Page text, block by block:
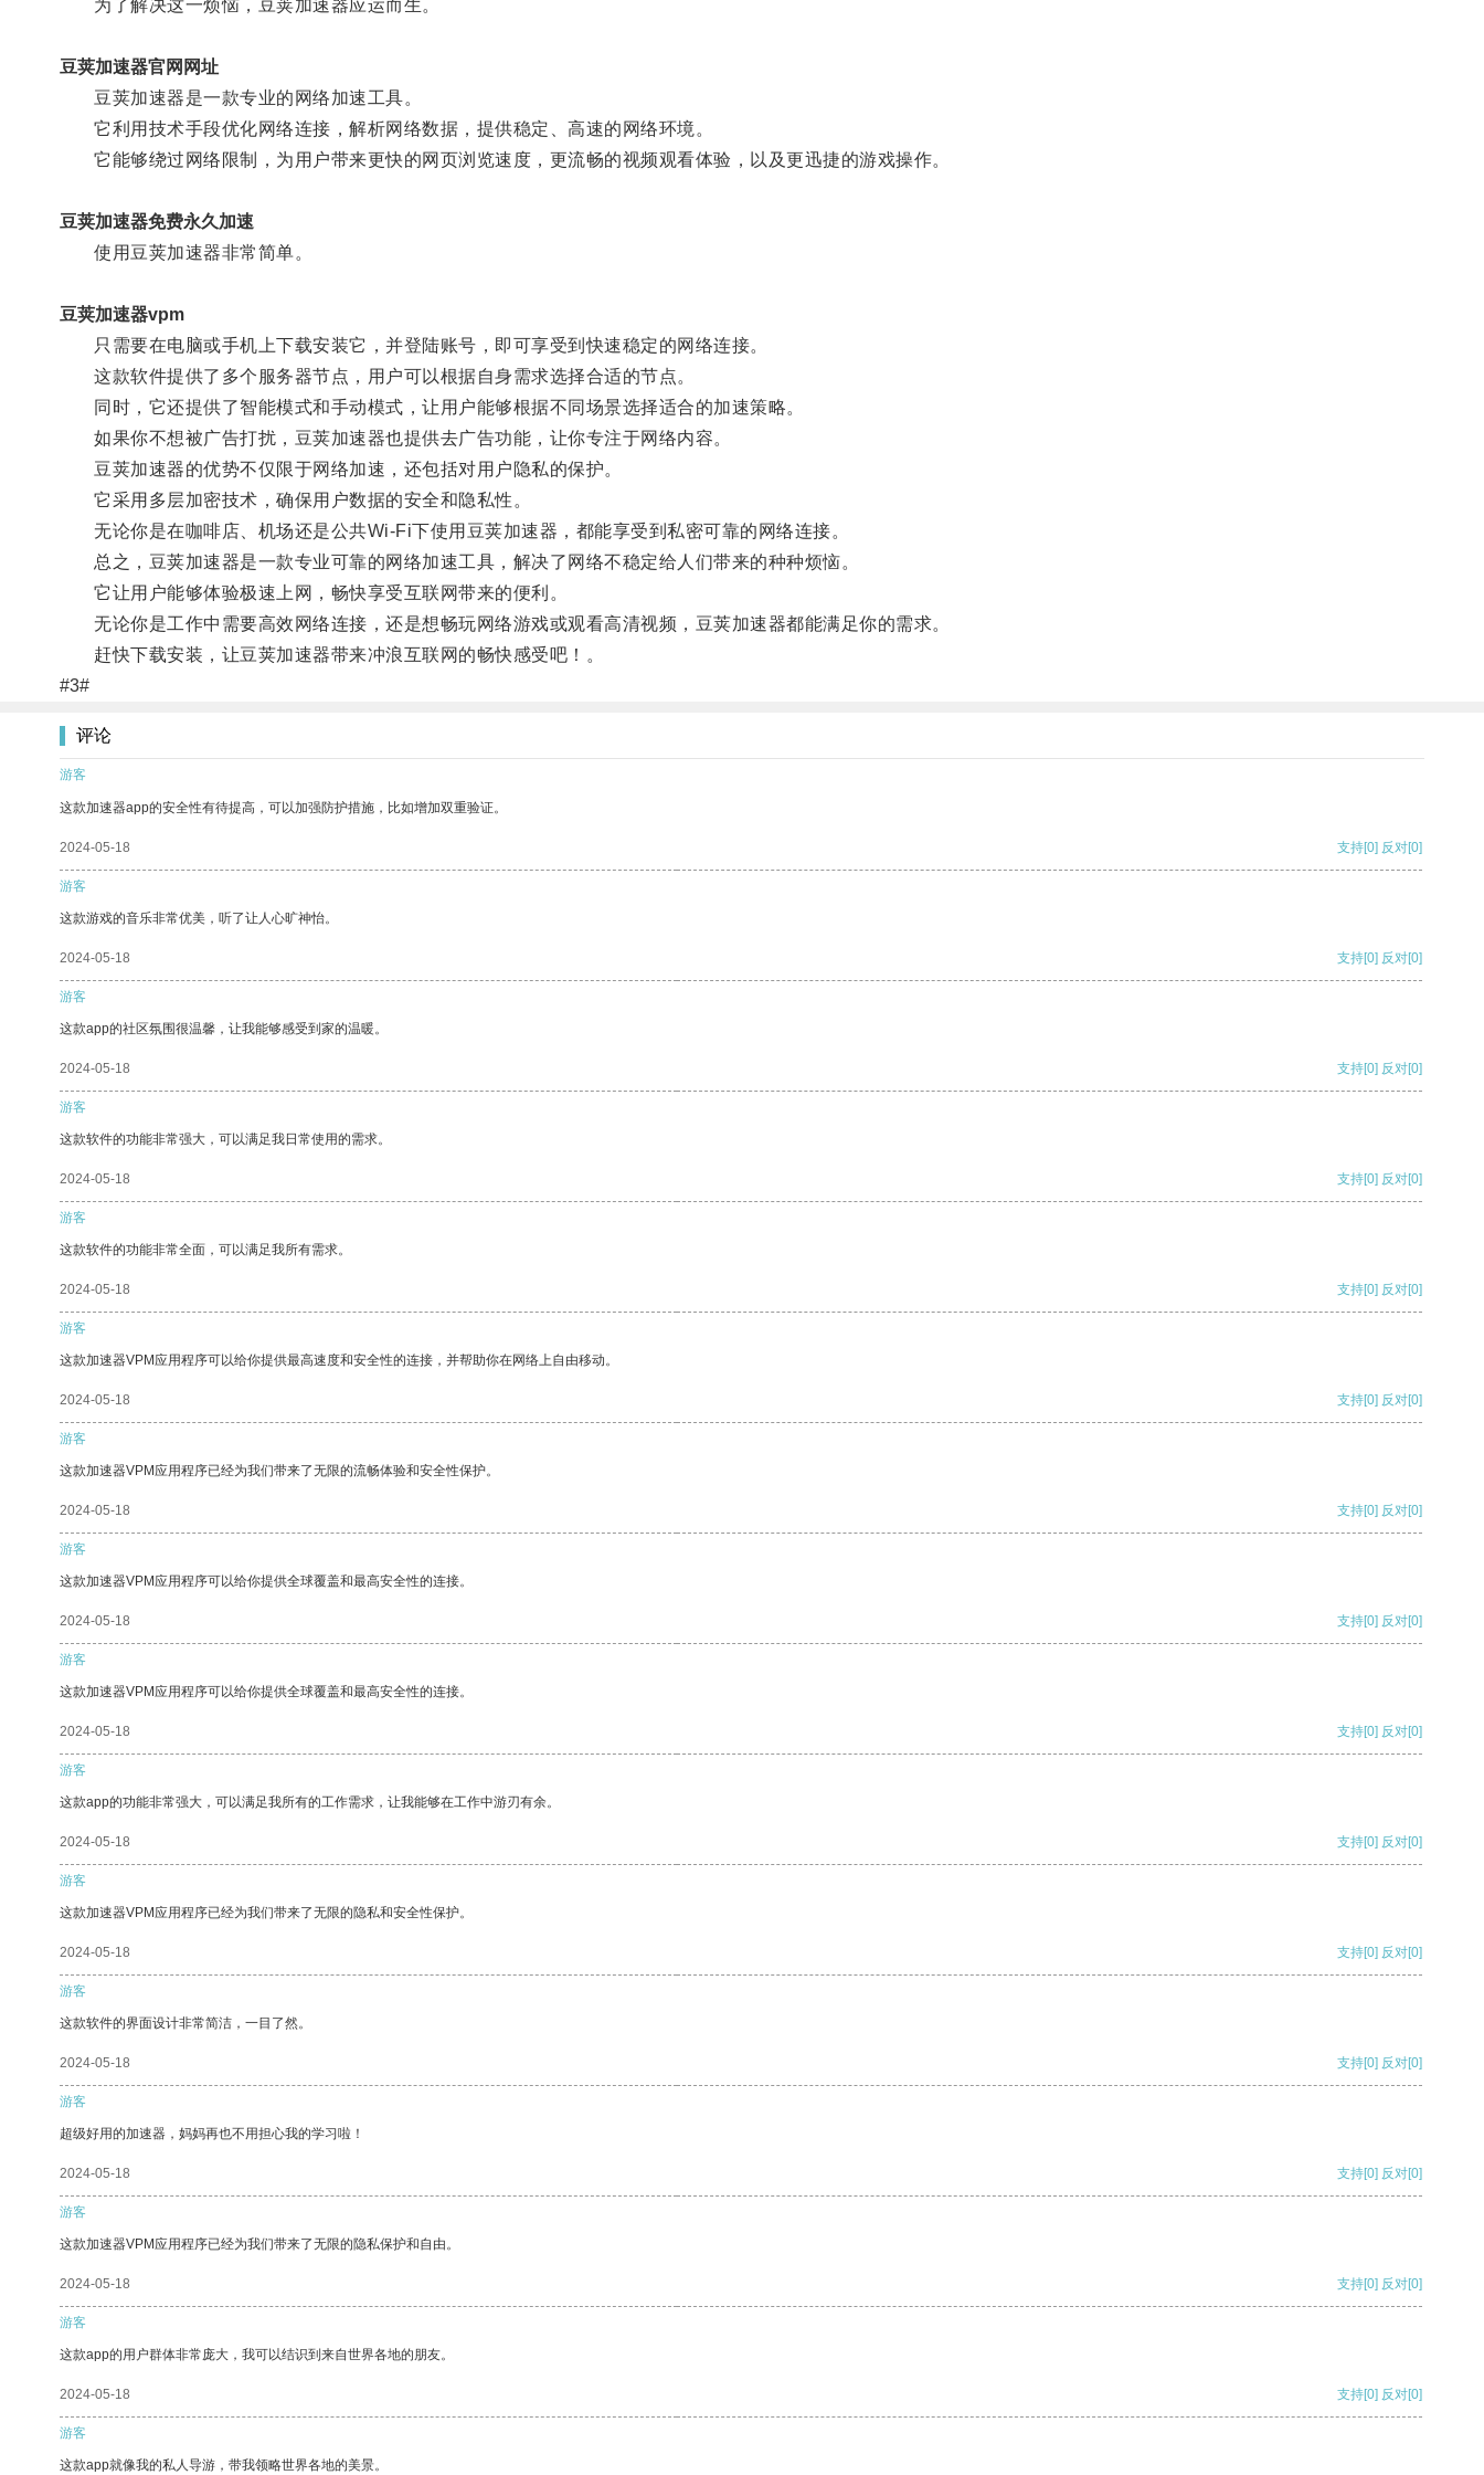
为了解决这一烦恼，豆荚加速器应运而生。
豆荚加速器官网网址
豆荚加速器是一款专业的网络加速工具。
它利用技术手段优化网络连接，解析网络数据，提供稳定、高速的网络环境。
它能够绕过网络限制，为用户带来更快的网页浏览速度，更流畅的视频观看体验，以及更迅捷的游戏操作。
豆荚加速器免费永久加速
使用豆荚加速器非常简单。
豆荚加速器vpm
只需要在电脑或手机上下载安装它，并登陆账号，即可享受到快速稳定的网络连接。
这款软件提供了多个服务器节点，用户可以根据自身需求选择合适的节点。
同时，它还提供了智能模式和手动模式，让用户能够根据不同场景选择适合的加速策略。
如果你不想被广告打扰，豆荚加速器也提供去广告功能，让你专注于网络内容。
豆荚加速器的优势不仅限于网络加速，还包括对用户隐私的保护。
它采用多层加密技术，确保用户数据的安全和隐私性。
无论你是在咖啡店、机场还是公共Wi-Fi下使用豆荚加速器，都能享受到私密可靠的网络连接。
总之，豆荚加速器是一款专业可靠的网络加速工具，解决了网络不稳定给人们带来的种种烦恼。
它让用户能够体验极速上网，畅快享受互联网带来的便利。
无论你是工作中需要高效网络连接，还是想畅玩网络游戏或观看高清视频，豆荚加速器都能满足你的需求。
赶快下载安装，让豆荚加速器带来冲浪互联网的畅快感受吧！。
#3#
评论
游客
这款加速器app的安全性有待提高，可以加强防护措施，比如增加双重验证。
2024-05-18 支持[0] 反对[0]
游客
这款游戏的音乐非常优美，听了让人心旷神怡。
2024-05-18 支持[0] 反对[0]
游客
这款app的社区氛围很温馨，让我能够感受到家的温暖。
2024-05-18 支持[0] 反对[0]
游客
这款软件的功能非常强大，可以满足我日常使用的需求。
2024-05-18 支持[0] 反对[0]
游客
这款软件的功能非常全面，可以满足我所有需求。
2024-05-18 支持[0] 反对[0]
游客
这款加速器VPM应用程序可以给你提供最高速度和安全性的连接，并帮助你在网络上自由移动。
2024-05-18 支持[0] 反对[0]
游客
这款加速器VPM应用程序已经为我们带来了无限的流畅体验和安全性保护。
2024-05-18 支持[0] 反对[0]
游客
这款加速器VPM应用程序可以给你提供全球覆盖和最高安全性的连接。
2024-05-18 支持[0] 反对[0]
游客
这款加速器VPM应用程序可以给你提供全球覆盖和最高安全性的连接。
2024-05-18 支持[0] 反对[0]
游客
这款app的功能非常强大，可以满足我所有的工作需求，让我能够在工作中游刃有余。
2024-05-18 支持[0] 反对[0]
游客
这款加速器VPM应用程序已经为我们带来了无限的隐私和安全性保护。
2024-05-18 支持[0] 反对[0]
游客
这款软件的界面设计非常简洁，一目了然。
2024-05-18 支持[0] 反对[0]
游客
超级好用的加速器，妈妈再也不用担心我的学习啦！
2024-05-18 支持[0] 反对[0]
游客
这款加速器VPM应用程序已经为我们带来了无限的隐私保护和自由。
2024-05-18 支持[0] 反对[0]
游客
这款app的用户群体非常庞大，我可以结识到来自世界各地的朋友。
2024-05-18 支持[0] 反对[0]
游客
这款app就像我的私人导游，带我领略世界各地的美景。